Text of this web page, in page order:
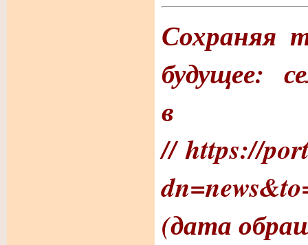
Сохраняя
будущее:
в
// https://
(дата